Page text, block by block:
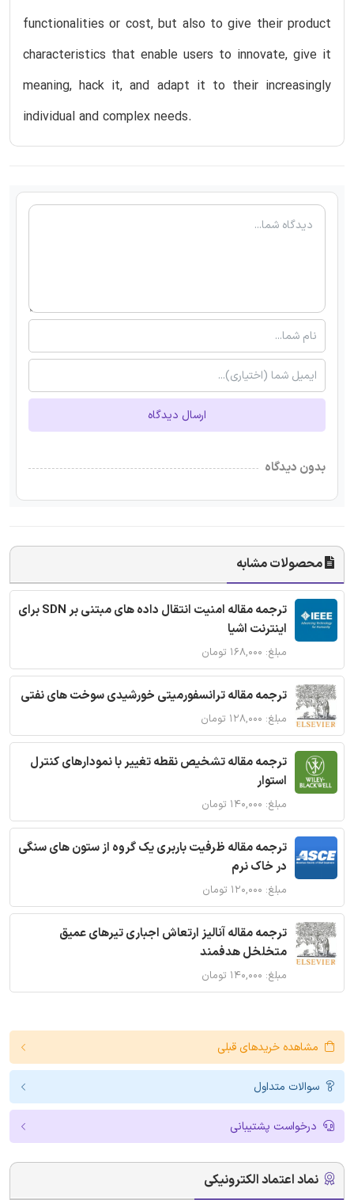
functionalities or cost, but also to give their product
characteristics that enable users to innovate, give it
meaning, hack it, and adapt it to their increasingly
individual and complex needs.
ارسال دیدگاه
بدون دیدگاه
محصولات مشابه
ترجمه مقاله امنیت انتقال داده های مبتنی بر SDN برای
اینترنت اشیا
مبلغ: ۱۶۸,۰۰۰ تومان
ترجمه مقاله ترانسفورمیتی خورشیدی سوخت های نفتی
مبلغ: ۱۲۸,۰۰۰ تومان
ترجمه مقاله تشخیص نقطه تغییر با نمودارهای کنترل
استوار
مبلغ: ۱۴۰,۰۰۰ تومان
ترجمه مقاله ظرفیت باربری یک گروه از ستون های سنگی
در خاک نرم
مبلغ: ۱۲۰,۰۰۰ تومان
ترجمه مقاله آنالیز ارتعاش اجباری تیرهای عمیق
متخلخل هدفمند
مبلغ: ۱۴۰,۰۰۰ تومان
مشاهده خریدهای قبلی
سوالات متداول
درخواست پشتیبانی
نماد اعتماد الکترونیکی